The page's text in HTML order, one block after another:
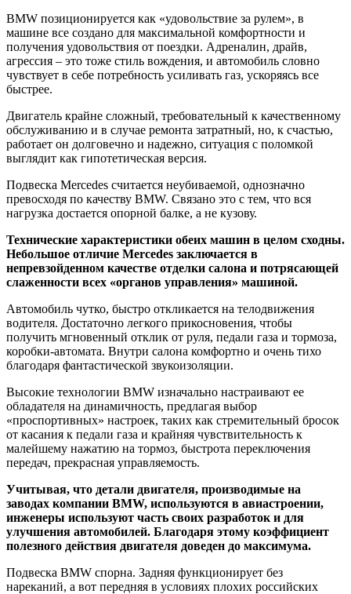
BMW позиционируется как «удовольствие за рулем», в
машине все создано для максимальной комфортности и
получения удовольствия от поездки. Адреналин, драйв,
агрессия – это тоже стиль вождения, и автомобиль словно
чувствует в себе потребность усиливать газ, ускоряясь все
быстрее.
Двигатель крайне сложный, требовательный к качественному
обслуживанию и в случае ремонта затратный, но, к счастью,
работает он долговечно и надежно, ситуация с поломкой
выглядит как гипотетическая версия.
Подвеска Mercedes считается неубиваемой, однозначно
превосходя по качеству BMW. Связано это с тем, что вся
нагрузка достается опорной балке, а не кузову.
Технические характеристики обеих машин в целом сходны.
Небольшое отличие Mercedes заключается в
непревзойденном качестве отделки салона и потрясающей
слаженности всех «органов управления» машиной.
Автомобиль чутко, быстро откликается на телодвижения
водителя. Достаточно легкого прикосновения, чтобы
получить мгновенный отклик от руля, педали газа и тормоза,
коробки-автомата. Внутри салона комфортно и очень тихо
благодаря фантастической звукоизоляции.
Высокие технологии BMW изначально настраивают ее
обладателя на динамичность, предлагая выбор
«проспортивных» настроек, таких как стремительный бросок
от касания к педали газа и крайняя чувствительность к
малейшему нажатию на тормоз, быстрота переключения
передач, прекрасная управляемость.
Учитывая, что детали двигателя, производимые на
заводах компании BMW, используются в авиастроении,
инженеры используют часть своих разработок и для
улучшения автомобилей. Благодаря этому коэффициент
полезного действия двигателя доведен до максимума.
Подвеска BMW спорна. Задняя функционирует без
нареканий, а вот передняя в условиях плохих российских